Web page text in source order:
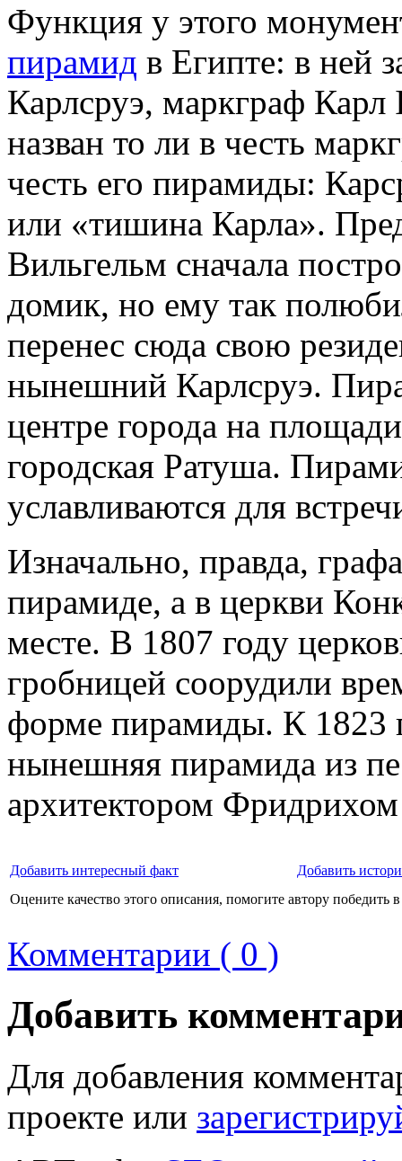
Функция у этого
пирамид в Египте: в ней
Карлсруэ, маркграф
назван то ли в честь
честь его пирамиды:
или «тишина Карла».
Вильгельм сначала
домик, но ему так
перенес сюда свою
нынешний Карлсруэ.
центре города на
городская Ратуша.
уславливаются для
Изначально, правда,
пирамиде, а в церкви
месте. В 1807 году
гробницей соорудили
форме пирамиды. К 1823
нынешняя пирамида из
архитектором
Добавить интересный факт
Добавить
Оцените качество этого описания, помогите автору победить
Комментарии ( 0 )
Добавить
Для добавления
проекте или